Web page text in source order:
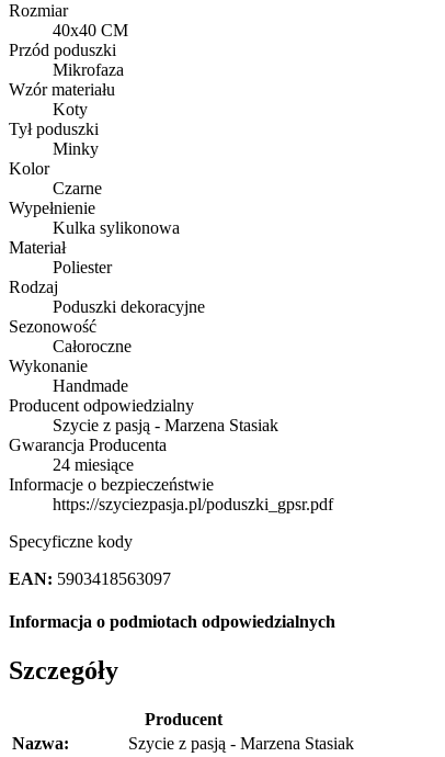
Rozmiar
40x40 CM
Przód poduszki
Mikrofaza
Wzór materiału
Koty
Tył poduszki
Minky
Kolor
Czarne
Wypełnienie
Kulka sylikonowa
Materiał
Poliester
Rodzaj
Poduszki dekoracyjne
Sezonowość
Całoroczne
Wykonanie
Handmade
Producent odpowiedzialny
Szycie z pasją - Marzena Stasiak
Gwarancja Producenta
24 miesiące
Informacje o bezpieczeństwie
https://szyciezpasja.pl/poduszki_gpsr.pdf
Specyficzne kody
EAN: 5903418563097
Informacja o podmiotach odpowiedzialnych
Szczegóły
Producent
Nazwa:
Szycie z pasją - Marzena Stasiak